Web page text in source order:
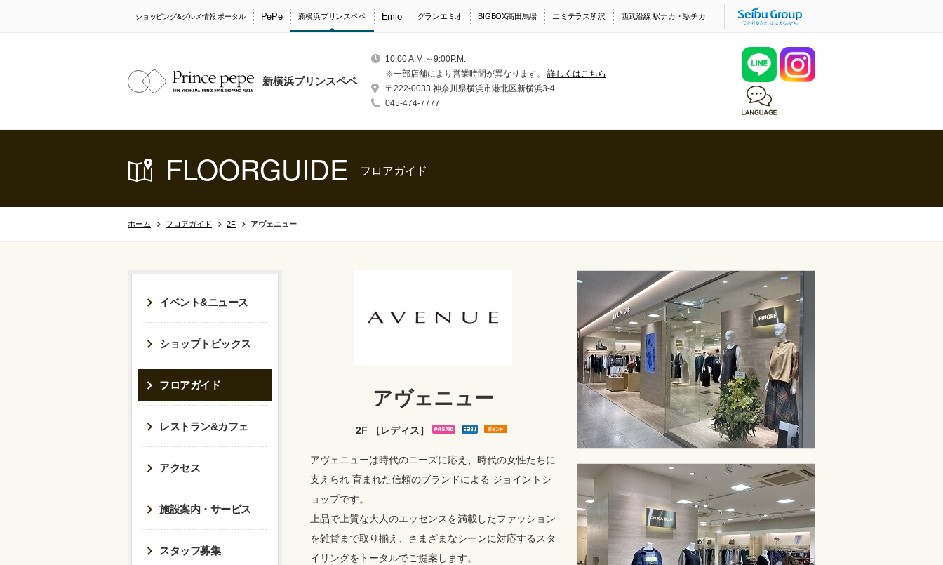
ショッピング&グルメ情報 ポータル PePe 新横浜プリンスペペ Emio グランエミオ BIGBOX高田馬場 エミテラス所沢 西武沿線 駅ナカ・駅チカ
新横浜プリンスペペ
10:00 A.M.～9:00P.M.
※一部店舗により営業時間が異なります。 詳しくはこちら
〒222-0033 神奈川県横浜市港北区新横浜3-4
045-474-7777
FLOORGUIDE フロアガイド
ホーム フロアガイド 2F アヴェニュー
アヴェニュー
2F ［レディス］
アヴェニューは時代のニーズに応え、時代の女性たちに
支えられ 育まれた信頼のブランドによる ジョイントシ
ョップです。
上品で上質な大人のエッセンスを満載したファッション
を雑貨まで取り揃え、さまざまなシーンに対応するスタ
イリングをトータルでご提案します。
イベント&ニュース
ショップトピックス
フロアガイド
レストラン&カフェ
アクセス
施設案内・サービス
スタッフ募集